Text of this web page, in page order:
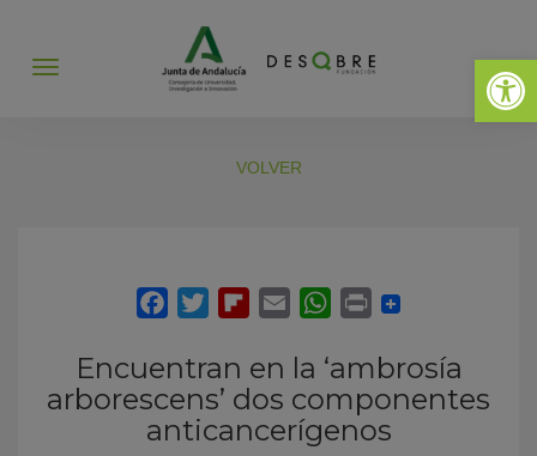
Abrir
Abrir
VOLVER
Encuentran en la ‘ambrosía
arborescens’ dos componentes
anticancerígenos